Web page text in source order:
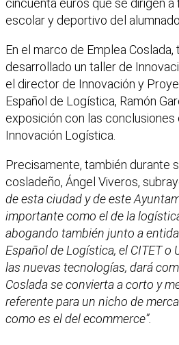
cincuenta euros que se dirigen a
escolar y deportivo del
En el marco de Emplea Coslada,
desarrollado un taller de
el director de Innovación y
Español de Logística, Ramón
exposición con las
Innovación Logística.
Precisamente, también durante
cosladeño, Ángel Viveros,
de esta ciudad y de este
importante como el de la
abogando también junto a
Español de Logística, el CITET o
las nuevas tecnologías, dará
Coslada se convierta a corto y
referente para un nicho de
como es el del ecommerce”.